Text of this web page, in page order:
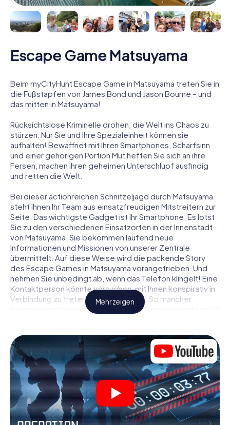
Escape Game Matsuyama
Beim myCityHunt Escape Game in Matsuyama treten Sie in
die Fußstapfen von James Bond und Jason Bourne – und
das mitten in Matsuyama!
Rücksichtslose Kriminelle drohen, die Welt ins Chaos zu
stürzen. Nur Sie und Ihre Spezialeinheit können sie
aufhalten! Bewaffnet mit Ihren Smartphones, Scharfsinn
und einer gehörigen Portion Mut heften Sie sich an ihre
Fersen, machen ihren geheimen Unterschlupf ausfindig
und retten die Welt.
Bei dieser actionreichen Schnitzeljagd durch Matsuyama
steht Ihnen Ihr Team aus einsatzfreudigen Mitstreitern zur
Seite. Das wichtigste Gadget ist Ihr Smartphone: Es lotst
Sie zu den verschiedenen Einsatzorten in der Innenstadt
von Matsuyama. Sie bekommen laufend neue
Informationen und Missionen von unserer Zentrale
übermittelt. Auf diese Weise wird die packende Story
des Escape Games in Matsuyama vorangetrieben. Und
nehmen Sie unbedingt ab, wenn das Telefon klingelt! Eine
Kontaktperson könnte versuchen, mit Ihnen konspirativ in
Verbindung zu treten … Doch Vorsicht: So mancher
Informant entpuppt sich als dubioser Doppelagent und so
und vor allem: Vertrauen Sie niemandem!
Anders als in einem klassischen Escape Room in
Matsuyama sind Sie also nicht in ein Zimmer eingesperrt,
aus dem Sie sich in einem vorgegebenen Zeitfenster
befreien müssen. Diese Smartphone Schnitzeljagd erklärt
ganz Matsuyama zu Ihrem persönlichen Spielfeld! Die
technische Voraussetzung für Ihr Agentenabenteuer in
Matsuyama: Ein Smartphone mit Zugang ins mobile
Mehr zeigen